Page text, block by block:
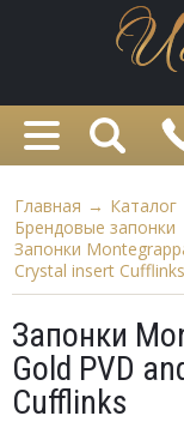
Главная → Каталог
Брендовые запонки
Запонки
Crystal insert Cufflinks
Запонки
Gold PVD
Cufflinks